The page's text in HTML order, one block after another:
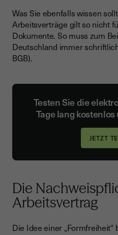
Was Sie ebenfalls wissen
Arbeitsverträge gilt so nicht
Dokumente. So muss zum
Deutschland immer
BGB).
Testen Sie die
Tage lang
JETZT
Die
Arbeitsvertrag
Die Idee einer